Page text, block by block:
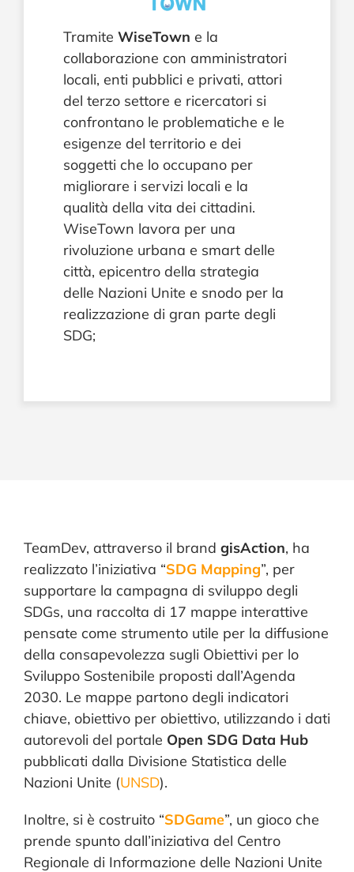
Tramite WiseTown e la
collaborazione con amministratori
locali, enti pubblici e privati, attori
del terzo settore e ricercatori si
confrontano le problematiche e le
esigenze del territorio e dei
soggetti che lo occupano per
migliorare i servizi locali e la
qualità della vita dei cittadini.
WiseTown lavora per una
rivoluzione urbana e smart delle
città, epicentro della strategia
delle Nazioni Unite e snodo per la
realizzazione di gran parte degli
SDG;
TeamDev, attraverso il brand gisAction, ha
realizzato l’iniziativa “SDG Mapping”, per
supportare la campagna di sviluppo degli
SDGs, una raccolta di 17 mappe interattive
pensate come strumento utile per la diffusione
della consapevolezza sugli Obiettivi per lo
Sviluppo Sostenibile proposti dall’Agenda
2030. Le mappe partono degli indicatori
chiave, obiettivo per obiettivo, utilizzando i dati
autorevoli del portale Open SDG Data Hub
pubblicati dalla Divisione Statistica delle
Nazioni Unite (UNSD).
Inoltre, si è costruito “SDGame”, un gioco che
prende spunto dall’iniziativa del Centro
Regionale di Informazione delle Nazioni Unite